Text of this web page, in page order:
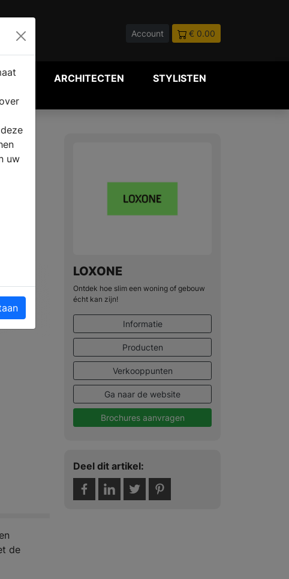
Account € 0.00
ARCHITECTEN STYLISTEN
de
LOXONE
Ontdek hoe slim een woning of gebouw
écht kan zijn!
Informatie
Producten
Verkooppunten
Ga naar de website
Brochures aanvragen
Deel dit artikel:
uw